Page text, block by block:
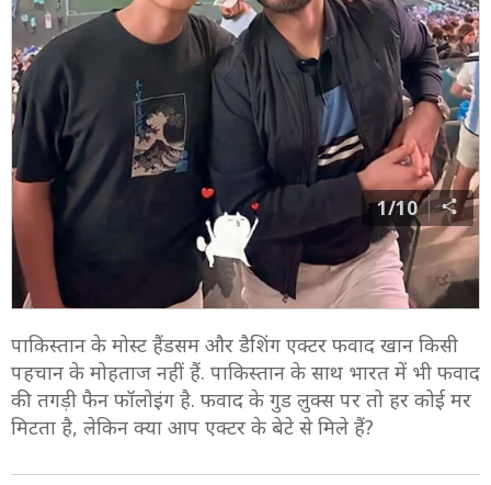
1/10
पाकिस्तान के मोस्ट हैंडसम और डैशिंग एक्टर फवाद खान किसी
पहचान के मोहताज नहीं हैं. पाकिस्तान के साथ भारत में भी फवाद
की तगड़ी फैन फॉलोइंग है. फवाद के गुड लुक्स पर तो हर कोई मर
मिटता है, लेकिन क्या आप एक्टर के बेटे से मिले हैं?